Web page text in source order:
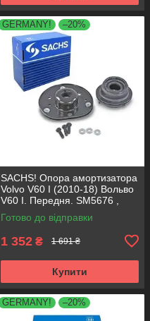
GERMANY! –20%
SACHS! Опора амортизатора
Volvo V60 I (2010-18) Вольво
V60 I. Передня. SM5676 ,
803053 , KB652.30
Готово до відправки
1 352 ₴ 1 691 ₴
Купити
GERMANY! –20%